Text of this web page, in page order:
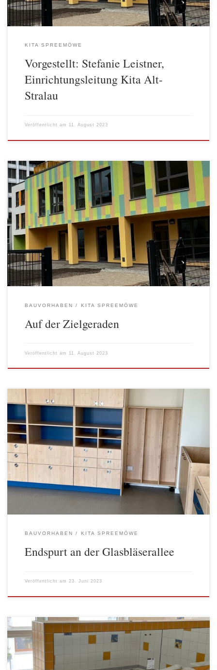
KITA SPREEMÖWE
Vorgestellt: Stefanie Leistner,
Einrichtungsleitung Kita Alt-
Stralau
Veröffentlicht am 11. August 2023
Das Baustellenschild ist schon verschwunden, das Gartentor wird
gerade montiert, der Gärtner pflegt die Rasensaat und der
Fußbodenleger legt in den Technikräumen letzte Hand an. Die
Kitaleiterin empfängt den Besuch in ihrem neuen, noch leeren
Büro. Sie sitzt zukünftig direkt am, in warmem Orange
gehaltenen, Eingangsbereich der Kita. Das große […]
BAUVORHABEN KITA SPREEMÖWE
Auf der Zielgeraden
Veröffentlicht am 11. August 2023
Noch ist die Kita an der Stralauer Halbinsel nicht in Betrieb.
Dafür, dass sich das aber bald ändern kann, wird derzeit letzte
Hand angelegt. Das ist wahrscheinlich der letzte Bericht über den
Baufortschritt auf der Kitabaustelle. Die Fotos zeigen, dass nach
und nach alle Gewerke ihre Siebensachen packen, und Platz […]
BAUVORHABEN KITA SPREEMÖWE
Endspurt an der Glasbläserallee
Veröffentlicht am 23. Juni 2023
…nicht nur die Kinder werden, wie im bekannten Kinderlied
immer größer und wachsen, nein auch unsere neue Kita nimmt